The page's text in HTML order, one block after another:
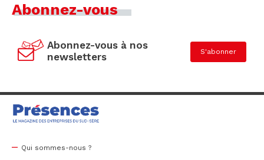
Abonnez-vous
Abonnez-vous à nos
newsletters
S'abonner
Qui sommes-nous ?